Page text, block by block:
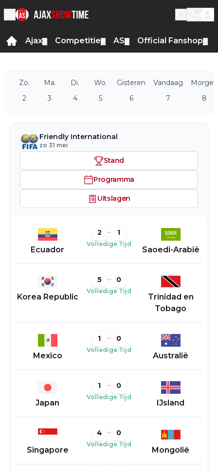
Ajax Competitie AS Official Fanshop
Zo.
2
Ma.
3
Di.
4
Wo.
5
Gisteren
6
Vandaag
7
Morgen
8
Friendly International
zo 31 mei
Stand
Programma
Uitslagen
Ecuador
2 1
Volledige Tijd
Saoedi-Arabië
Korea Republic
5 0
Volledige Tijd
Trinidad en
Tobago
Mexico
1 0
Volledige Tijd
Australië
Japan
1 0
Volledige Tijd
IJsland
Singapore
4 0
Volledige Tijd
Mongolië